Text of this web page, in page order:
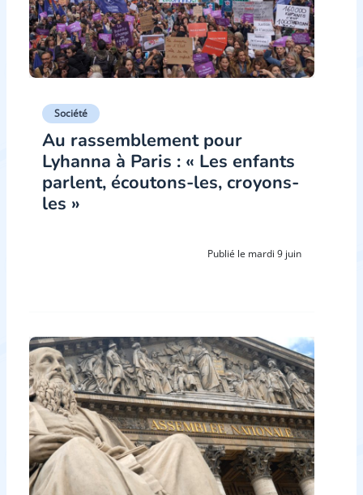
Société
Au rassemblement pour
Lyhanna à Paris : « Les enfants
parlent, écoutons-les, croyons-
les »
Publié le mardi 9 juin